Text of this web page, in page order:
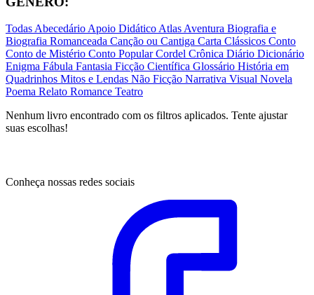
TodasAbecedárioApoio DidáticoAtlasAventura Biografia e
Biografia Romanceada Canção ou Cantiga Carta Clássicos Conto
Conto de Mistério Conto PopularCordel Crônica Diário Dicionário
Enigma Fábula Fantasia Ficção Científica Glossário História em
Quadrinhos Mitos e Lendas Não Ficção Narrativa Visual Novela
Poema Relato Romance Teatro
Nenhum livro encontrado com os filtros aplicados. Tente ajustar
suas escolhas!
Conheça nossas redes sociais